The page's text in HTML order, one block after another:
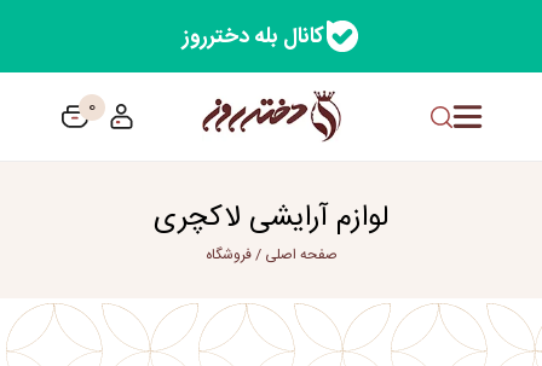
کانال بله دخترروز
0
لوازم آرایشی لاکچری
صفحه اصلی /فروشگاه